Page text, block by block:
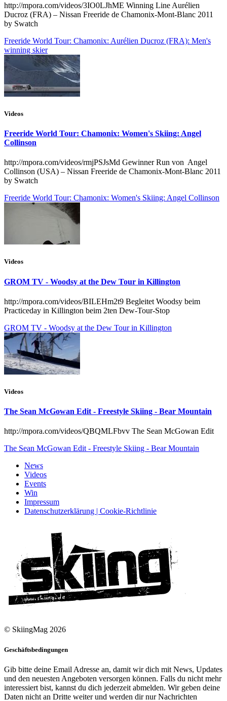
http://mpora.com/videos/3IO0LJhME Winning Line Aurélien
Ducroz (FRA) – Nissan Freeride de Chamonix-Mont-Blanc 2011
by Swatch
Freeride World Tour: Chamonix: Aurélien Ducroz (FRA): Men's
winning skier
Videos
Freeride World Tour: Chamonix: Women's Skiing: Angel
Collinson
http://mpora.com/videos/rmjPSJsMd Gewinner Run von Angel
Collinson (USA) – Nissan Freeride de Chamonix-Mont-Blanc 2011
by Swatch
Freeride World Tour: Chamonix: Women's Skiing: Angel Collinson
Videos
GROM TV - Woodsy at the Dew Tour in Killington
http://mpora.com/videos/BILEHm2t9 Begleitet Woodsy beim
Practiceday in Killington beim 2ten Dew-Tour-Stop
GROM TV - Woodsy at the Dew Tour in Killington
Videos
The Sean McGowan Edit - Freestyle Skiing - Bear Mountain
http://mpora.com/videos/QBQMLFbvv The Sean McGowan Edit
The Sean McGowan Edit - Freestyle Skiing - Bear Mountain
News
Videos
Events
Win
Impressum
Datenschutzerklärung | Cookie-Richtlinie
© SkiingMag 2026
Geschäftsbedingungen
Gib bitte deine Email Adresse an, damit wir dich mit News, Updates
und den neuesten Angeboten versorgen können. Falls du nicht mehr
interessiert bist, kannst du dich jederzeit abmelden. Wir geben deine
Daten nicht an Dritte weiter und werden dir nur Nachrichten